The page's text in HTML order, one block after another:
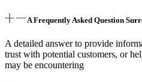
A Frequently Asked Question
A detailed answer to provide
trust with potential customers, or
may be encountering